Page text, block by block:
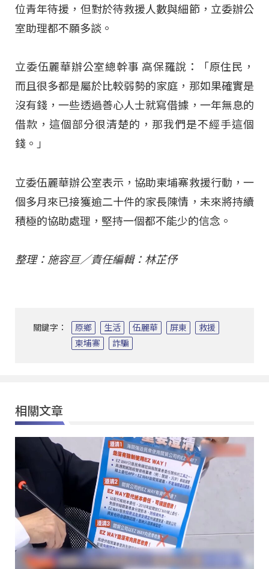
位青年待援，但對於待救援人數與細節，立委辦公
室助理都不願多談。
立委伍麗華辦公室總幹事 高保羅說：「原住民，
而且很多都是屬於比較弱勢的家庭，那如果確實是
沒有錢，一些透過善心人士就寫借據，一年無息的
借款，這個部分很清楚的，那我們是不經手這個
錢。」
立委伍麗華辦公室表示，協助柬埔寨救援行動，一
個多月來已接獲逾二十件的家長陳情，未來將持續
積極的協助處理，堅持一個都不能少的信念。
整理：施容亘／責任編輯：林芷伃
關鍵字： 原鄉 生活 伍麗華 屏東
救援
柬埔寨
詐騙
相關文章